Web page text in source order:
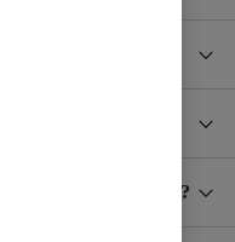
jag är utomlands?